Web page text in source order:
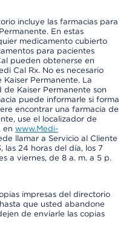
incluye las farmacias para
En estas
medicamento cubierto
para pacientes
pueden obtenerse en
Cal Rx. No es necesario
Permanente. La
Kaiser Permanente son
puede informarle si forma
encontrar una farmacia de
use el localizador de
en www.Medi-
llamar a Servicio al Cliente
las 24 horas del día, los 7
a viernes, de 8 a. m. a 5 p.
impresas del directorio
que usted abandone
de enviarle las copias